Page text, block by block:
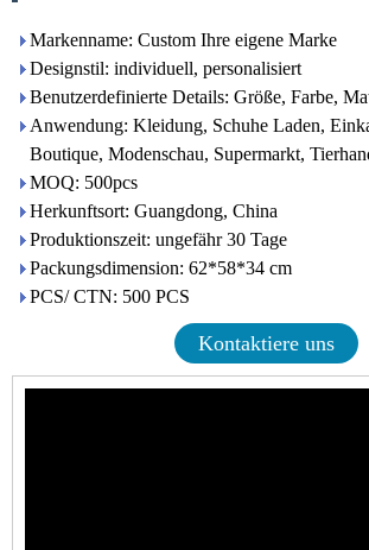
Markenname: Custom Ihre eigene Marke
Designstil: individuell, personalisiert
Benutzerdefinierte Details: Größe, Farbe,
Anwendung: Kleidung, Schuhe Laden,
Boutique, Modenschau, Supermarkt,
MOQ: 500pcs
Herkunftsort: Guangdong, China
Produktionszeit: ungefähr 30 Tage
Packungsdimension: 62*58*34 cm
PCS/ CTN: 500 PCS
Kontaktiere uns